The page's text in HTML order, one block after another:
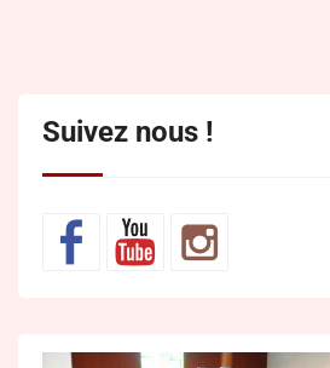
Suivez nous !